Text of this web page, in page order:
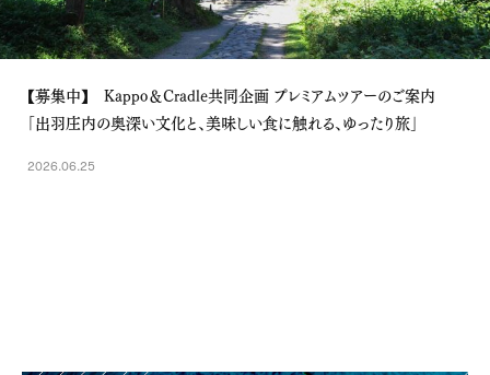
【募集中】 Kappo＆Cradle共同企画 プレミアムツアーのご案内
「出羽庄内の奥深い文化と、美味しい食に触れる、ゆったり旅」
2026.06.25